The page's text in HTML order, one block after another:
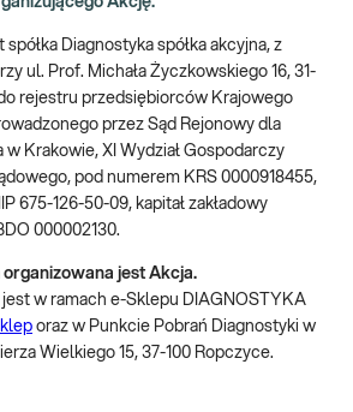
Diagnostyka spółka akcyjna, z
ul. Prof. Michała Życzkowskiego 16, 31-
rejestru przedsiębiorców Krajowego
przez Sąd Rejonowy dla
Krakowie, XI Wydział Gospodarczy
pod numerem KRS 0000918455,
675-126-50-09, kapitał zakładowy
000002130.
organizowana jest Akcja.
jest w ramach e-Sklepu DIAGNOSTYKA
oraz w Punkcie Pobrań Diagnostyki w
Wielkiego 15, 37-100 Ropczyce.